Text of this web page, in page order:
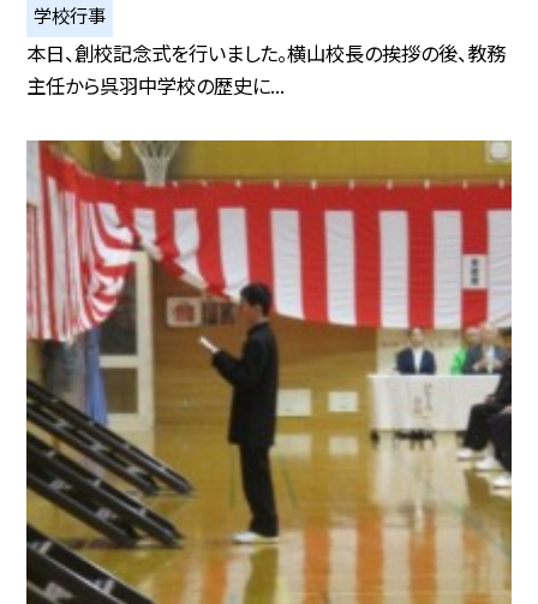
学校行事
本日、創校記念式を行いました。横山校長の挨拶の後、教務
主任から呉羽中学校の歴史に...